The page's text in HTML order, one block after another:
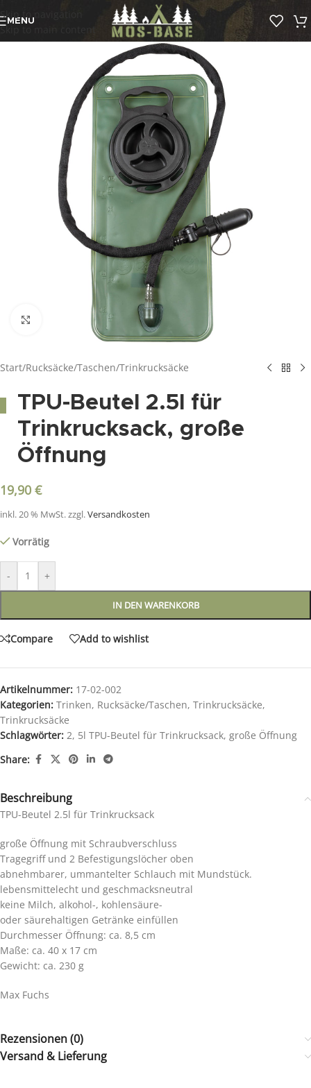
Skip to navigation
Skip to main content
MENU
Click to enlarge
Start/Rucksäcke/Taschen/Trinkrucksäcke
TPU-Beutel 2.5l für
Trinkrucksack, große
Öffnung
19,90 €
inkl. 20 % MwSt.zzgl.Versandkosten
Vorrätig
- +
IN DEN WARENKORB
Compare Add to wishlist
Artikelnummer: 17-02-002
Kategorien: Trinken, Rucksäcke/Taschen, Trinkrucksäcke,
Trinkrucksäcke
Schlagwörter: 2, 5l TPU-Beutel für Trinkrucksack, große Öffnung
Share:
Beschreibung
TPU-Beutel 2.5l für Trinkrucksack
große Öffnung mit Schraubverschluss
Tragegriff und 2 Befestigungslöcher oben
abnehmbarer, ummantelter Schlauch mit Mundstück.
lebensmittelecht und geschmacksneutral
keine Milch, alkohol-, kohlensäure-
oder säurehaltigen Getränke einfüllen
Durchmesser Öffnung: ca. 8,5 cm
Maße: ca. 40 x 17 cm
Gewicht: ca. 230 g
Max Fuchs
Rezensionen (0)
Versand & Lieferung